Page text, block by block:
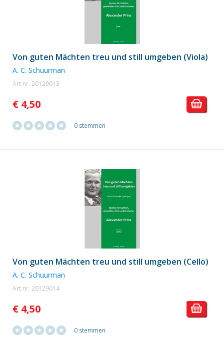
Von guten Mächten treu und still umgeben (Viola)
A. C. Schuurman
Art.nr. 20129013
€ 4,50
0 stemmen
Von guten Mächten treu und still umgeben (Cello)
A. C. Schuurman
Art.nr. 20129014
€ 4,50
0 stemmen